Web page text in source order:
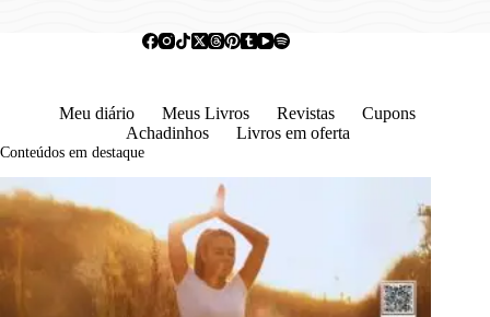
Meu diário Meus Livros Revistas
Cupons
Achadinhos
Livros em oferta
Conteúdos em destaque